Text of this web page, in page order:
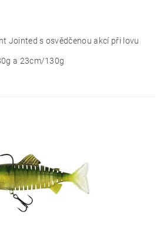
Jointed s osvědčenou akcí při lovu
a 23cm/130g